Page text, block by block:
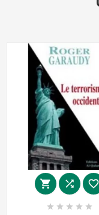
  
    